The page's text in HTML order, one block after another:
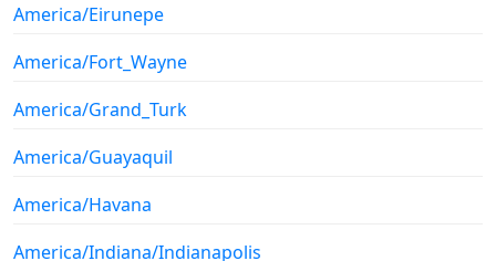
America/Eirunepe
America/Fort_Wayne
America/Grand_Turk
America/Guayaquil
America/Havana
America/Indiana/Indianapolis